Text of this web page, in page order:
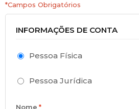
*Campos Obrigatórios
INFORMAÇÕES DE CONTA
Pessoa Física
Pessoa Jurídica
Nome